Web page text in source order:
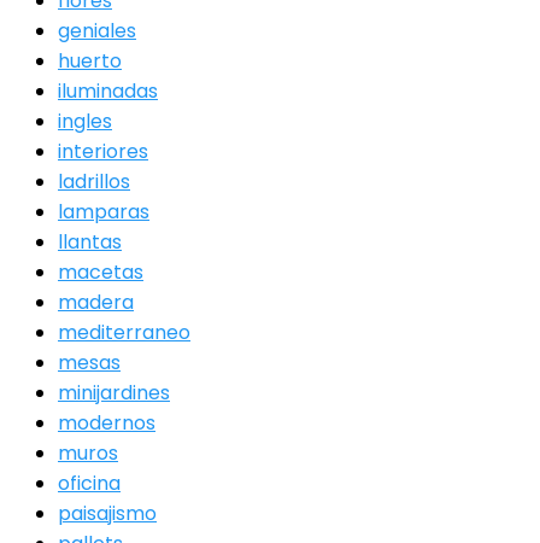
geniales
huerto
iluminadas
ingles
interiores
ladrillos
lamparas
llantas
macetas
madera
mediterraneo
mesas
minijardines
modernos
muros
oficina
paisajismo